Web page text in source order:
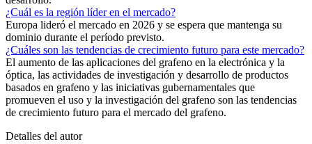
¿Cuál es la región líder en el mercado?
Europa lideró el mercado en 2026 y se espera que mantenga su
dominio durante el período previsto.
¿Cuáles son las tendencias de crecimiento futuro para este mercado?
El aumento de las aplicaciones del grafeno en la electrónica y la
óptica, las actividades de investigación y desarrollo de productos
basados ​​en grafeno y las iniciativas gubernamentales que
promueven el uso y la investigación del grafeno son las tendencias
de crecimiento futuro para el mercado del grafeno.
Detalles del autor